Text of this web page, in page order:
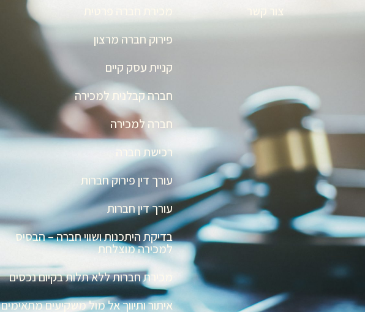
צור קשר
פירוק חברה מרצון
קניית עסק קיים
חברה קבלנית למכירה
חברה למכירה
רכישת חברה
עורך דין פירוק חברות
עורך דין חברות
בדיקת היתכנות ושווי חברה – הבסיס
למכירה מוצלחת
מכירת חברות ללא תלות בקיום נכסים
איתור ותיווך אל מול משקיעים מתאימים